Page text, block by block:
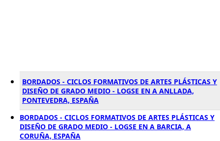
BORDADOS - CICLOS FORMATIVOS DE ARTES PLÁSTICAS Y
DISEÑO DE GRADO MEDIO - LOGSE EN A ANLLADA,
PONTEVEDRA, ESPAÑA
BORDADOS - CICLOS FORMATIVOS DE ARTES PLÁSTICAS Y
DISEÑO DE GRADO MEDIO - LOGSE EN A BARCIA, A
CORUÑA, ESPAÑA